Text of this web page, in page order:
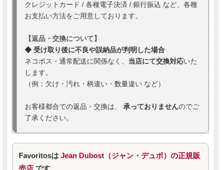
クレジットカード / 各種電子決済 / 銀行振込 など、各種
お支払い方法をご用意しております。
【返品・交換について】
◆ 受け取り後に不良や誤納品が判明した場合
ネコポス・通常配送に関係なく、 当店にて交換対応いた
します。
（例：欠け・汚れ・柄違い・数量違い など）
お客様都合での返品・交換は、 承っておりませんのでご
了承ください。
Favoritosは Jean Dubost（ジャン・デュボ）の正規販